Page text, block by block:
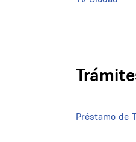
Préstamo de